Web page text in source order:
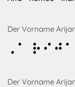
Der Vorname
Der Vorname